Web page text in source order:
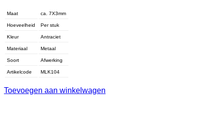
Maat ca. 7X3mm
Hoeveelheid Per stuk
Kleur Antraciet
Materiaal Metaal
Soort Afwerking
Artikelcode MLK104
Toevoegen aan winkelwagen